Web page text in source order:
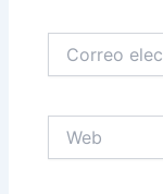
electrónico*